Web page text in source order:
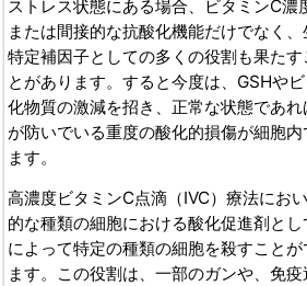
ストレス状態にある場合、ビタミンC濃
または間接的な抗酸化機能だけでなく
特定補因子としての多くの役割も果た
とがあります。すると今度は、GSHや
化物質の激減を招き、正常な状態であ
が防いでいる重度の酸化的損傷が細胞
ます。
高濃度ビタミンC点滴（IVC）療法にお
的な種類の細胞における酸化促進剤と
によって特定の種類の細胞を殺すこと
ます。この役割は、一部のガンや、免